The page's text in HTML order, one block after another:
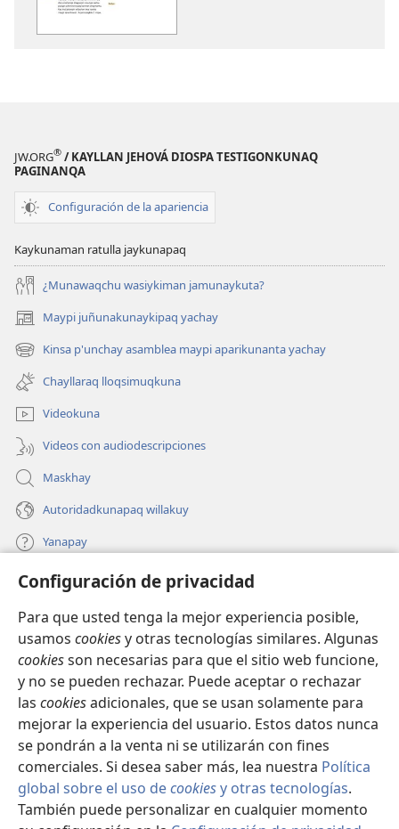
Configuración de privacidad
Para que usted tenga la mejor experiencia posible,
usamos cookiesy otras tecnologías similares. Algunas
cookiesson necesarias para que el sitio web funcione,
y no se pueden rechazar. Puede aceptar o rechazar
las cookiesadicionales, que se usan solamente para
mejorar la experiencia del usuario. Estos datos nunca
se pondrán a la venta ni se utilizarán con fines
comerciales. Si desea saber más, lea nuestra Política
global sobre el uso decookiesy otras tecnologías.
También puede personalizar en cualquier momento
JW.ORG® / KAYLLAN JEHOVÁ DIOSPA TESTIGONKUNAQ
PAGINANQA
Configuración de la apariencia
Kaykunaman ratulla jaykunapaq
¿Munawaqchu wasiykiman jamunaykuta?
Maypi juñunakunaykipaq yachay
(abre
una
nueva
ventana)
Kinsa p'unchay asamblea maypi aparikunanta yachay
(abre
una
nueva
ventana)
Chayllaraq lloqsimuqkuna
Videokuna
Videos con audiodescripciones
Maskhay
Autoridadkunapaq willakuy
Yanapay
Donacionta churanapaq
una
ventana)
INTERNETPI QELQANCHISKUNA Watchtower™
(abre
una
nueva
ventana)
JW Hub
(abre
una
nueva
ventana)
JW Library ®
Copyright© 2026 Watch Tower Bible and Tract Society of Pennsylvania.
IMATAN RUWAWAQ IMATAN MANA|DATOSKUNATA